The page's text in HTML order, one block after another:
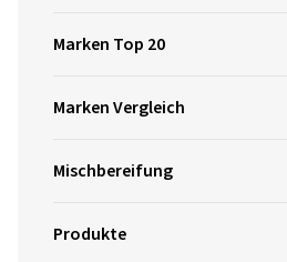
Marken Top 20
Marken Vergleich
Mischbereifung
Produkte